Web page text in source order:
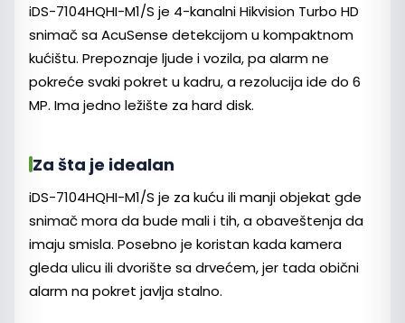
iDS-7104HQHI-M1/S je 4-kanalni Hikvision Turbo HD
snimač sa AcuSense detekcijom u kompaktnom
kućištu. Prepoznaje ljude i vozila, pa alarm ne
pokreće svaki pokret u kadru, a rezolucija ide do 6
MP. Ima jedno ležište za hard disk.
Za šta je idealan
iDS-7104HQHI-M1/S je za kuću ili manji objekat gde
snimač mora da bude mali i tih, a obaveštenja da
imaju smisla. Posebno je koristan kada kamera
gleda ulicu ili dvorište sa drvećem, jer tada obični
alarm na pokret javlja stalno.